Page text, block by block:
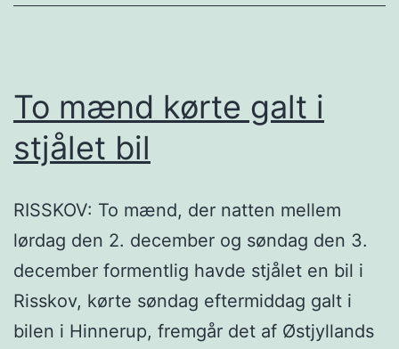
To mænd kørte galt i
stjålet bil
RISSKOV: To mænd, der natten mellem
lørdag den 2. december og søndag den 3.
december formentlig havde stjålet en bil i
Risskov, kørte søndag eftermiddag galt i
bilen i Hinnerup, fremgår det af Østjyllands